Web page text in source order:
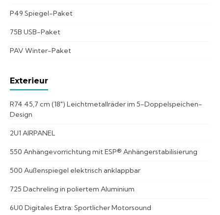
P49 Spiegel-Paket
75B USB-Paket
PAV Winter-Paket
Exterieur
R74 45,7 cm (18") Leichtmetallräder im 5-Doppelspeichen-
Design
2U1 AIRPANEL
550 Anhängevorrichtung mit ESP® Anhängerstabilisierung
500 Außenspiegel elektrisch anklappbar
725 Dachreling in poliertem Aluminium
6U0 Digitales Extra: Sportlicher Motorsound